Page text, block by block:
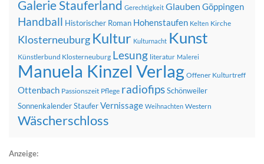
Galerie Stauferland Gerechtigkeit Glauben Göppingen
Handball Historischer Roman Hohenstaufen Kelten Kirche
Klosterneuburg Kultur Kulturnacht Kunst
Künstlerbund Klosterneuburg Lesung literatur Malerei
Manuela Kinzel Verlag Offener Kulturtreff
Ottenbach Passionszeit Pflege radiofipsSchönweiler
SonnenkalenderStauferVernissage Weihnachten Western
Wäscherschloss
Anzeige: